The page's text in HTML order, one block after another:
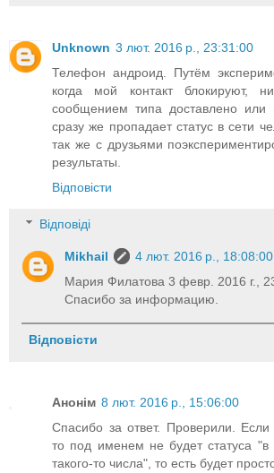
Unknown 3 лют. 2016 р., 23:31:00
Телефон андроид. Путём
когда мой контакт блокируют,
сообщением типа доставлено или
сразу же пропадает статус в сети
так же с друзьями
результаты.
Відповісти
Відповіді
Mikhail
4 лют. 2016 р., 18:08:00
Мария Филатова 3 февр. 2016 г.,
Спасибо за информацию.
Відповісти
Анонім 8 лют. 2016 р., 15:06:00
Спасибо за ответ. Проверили. Если
то под именем не будет статуса "в
такого-то числа", то есть будет